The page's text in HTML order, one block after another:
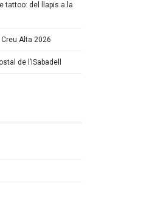
tattoo: del llapis a la
Alta 2026
de l’iSabadell